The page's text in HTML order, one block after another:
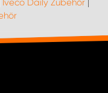
Iveco Daily Zubehör |